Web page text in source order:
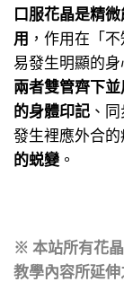
口服花晶是精
用 ，作用在「
易發生明顯的身
兩者雙管齊下並
的身體印記 、
發生裡應外合
的蜕變 。
※ 本站所有花
教學內容所延